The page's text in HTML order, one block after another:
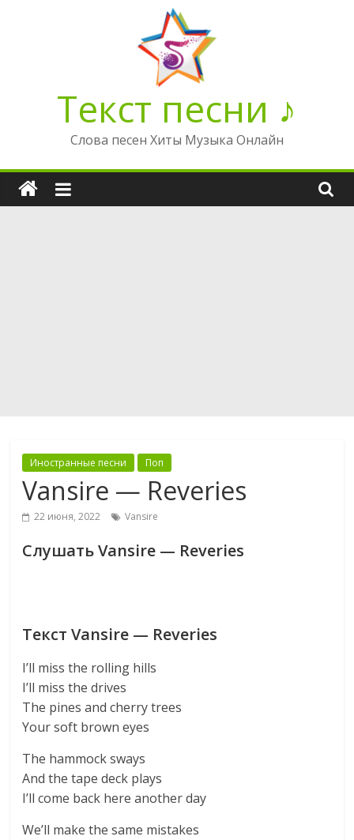
Текст песни ♪
Слова песен Хиты Музыка Онлайн
Иностранные песни Поп
Vansire — Reveries
22 июня, 2022 Vansire
Слушать Vansire — Reveries
Текст Vansire — Reveries
I’ll miss the rolling hills
I’ll miss the drives
The pines and cherry trees
Your soft brown eyes
The hammock sways
And the tape deck plays
I’ll come back here another day
We’ll make the same mistakes